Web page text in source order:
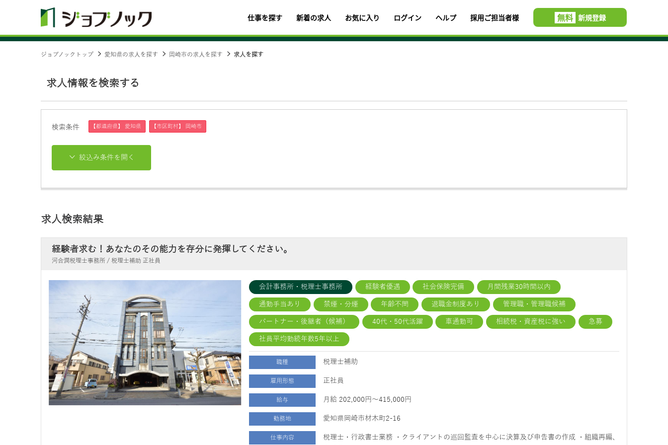
仕事を探す 新着の求人 お気に入り ログイン ヘルプ 採用ご担当者様 無料 新規登録
ジョブノックトップ 愛知県の求人を探す 岡崎市の求人を探す 求人を探す
求人情報を検索する
検索条件 【都道府県】 愛知県 【市区町村】 岡崎市
絞込み条件を開く
求人検索結果
経験者求む！あなたのその能力を存分に発揮してください。
河合潤税理士事務所 / 税理士補助 正社員
会計事務所・税理士事務所 経験者優遇 社会保険完備 月間残業30時間以内
通勤手当あり 禁煙・分煙 年齢不問 退職金制度あり 管理職・管理職候補
パートナー・後継者（候補） 40代・50代活躍 車通勤可 相続税・資産税に強い 急募
社員平均勤続年数5年以上
職種 税理士補助
雇用形態 正社員
給与 月給 202,000円～415,000円
勤務地 愛知県岡崎市材木町2-16
仕事内容
税理士・行政書士業務 ・クライアントの巡回監査を中心に決算及び申告書の作成 ・組織再編、